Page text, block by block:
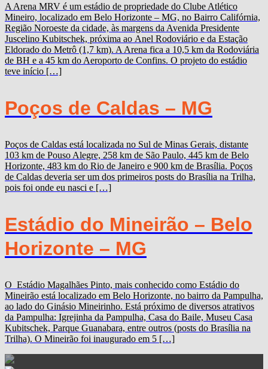
A Arena MRV é um estádio de propriedade do Clube Atlético
Mineiro, localizado em Belo Horizonte – MG, no Bairro Califórnia,
Região Noroeste da cidade, às margens da Avenida Presidente
Juscelino Kubitschek, próxima ao Anel Rodoviário e da Estação
Eldorado do Metrô (1,7 km). A Arena fica a 10,5 km da Rodoviária
de BH e a 45 km do Aeroporto de Confins. O projeto do estádio
teve início […]
Poços de Caldas – MG
Poços de Caldas está localizada no Sul de Minas Gerais, distante
103 km de Pouso Alegre, 258 km de São Paulo, 445 km de Belo
Horizonte, 483 km do Rio de Janeiro e 900 km de Brasília. Poços
de Caldas deveria ser um dos primeiros posts do Brasília na Trilha,
pois foi onde eu nasci e […]
Estádio do Mineirão – Belo
Horizonte – MG
O Estádio Magalhães Pinto, mais conhecido como Estádio do
Mineirão está localizado em Belo Horizonte, no bairro da Pampulha,
ao lado do Ginásio Mineirinho. Está próximo de diversos atrativos
da Pampulha: Igrejinha da Pampulha, Casa do Baile, Museu Casa
Kubitschek, Parque Guanabara, entre outros (posts do Brasília na
Trilha). O Mineirão foi inaugurado em 5 […]